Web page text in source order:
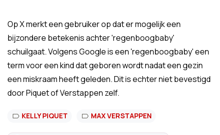
Op X merkt een gebruiker op dat er mogelijk een
bijzondere betekenis achter 'regenboogbaby'
schuilgaat. Volgens Google is een 'regenboogbaby' een
term voor een kind dat geboren wordt nadat een gezin
een miskraam heeft geleden. Dit is echter niet bevestigd
door Piquet of Verstappen zelf.
KELLY PIQUET MAX VERSTAPPEN